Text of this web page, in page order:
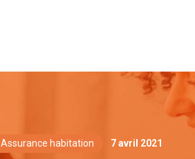
Assurance habitation 7 avril 2021